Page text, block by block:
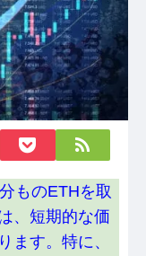
ものETHを取
、短期的な価
ます。特に、